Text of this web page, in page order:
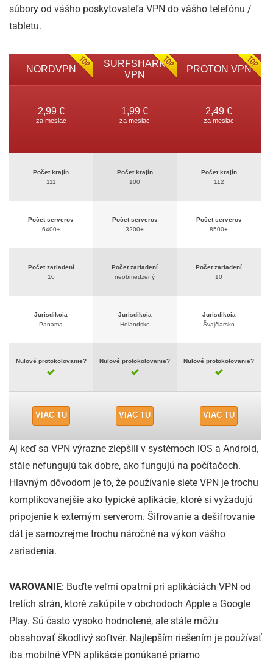
súbory od vášho poskytovateľa VPN do vášho telefónu /
tabletu.
NORDVPN
2,99 €
za mesiac
Počet krajín
111
Počet serverov
6400+
Počet zariadení
10
Jurisdikcia
Panama
Nulové protokolovanie?
VIAC TU
SURFSHARK
VPN
1,99 €
za mesiac
Počet krajín
100
Počet serverov
3200+
Počet zariadení
neobmedzený
Jurisdikcia
Holandsko
Nulové protokolovanie?
VIAC TU
PROTON VPN
2,49 €
za mesiac
Počet krajín
112
Počet serverov
8500+
Počet zariadení
10
Jurisdikcia
Švajčiarsko
Nulové protokolovanie?
VIAC TU
Aj keď sa VPN výrazne zlepšili v systémoch iOS a Android,
stále nefungujú tak dobre, ako fungujú na počítačoch.
Hlavným dôvodom je to, že používanie siete VPN je trochu
komplikovanejšie ako typické aplikácie, ktoré si vyžadujú
pripojenie k externým serverom. Šifrovanie a dešifrovanie
dát je samozrejme trochu náročné na výkon vášho
zariadenia.
VAROVANIE: Buďte veľmi opatrní pri aplikáciách VPN od
tretích strán, ktoré zakúpite v obchodoch Apple a Google
Play. Sú často vysoko hodnotené, ale stále môžu
obsahovať škodlivý softvér. Najlepším riešením je používať
iba mobilné VPN aplikácie ponúkané priamo